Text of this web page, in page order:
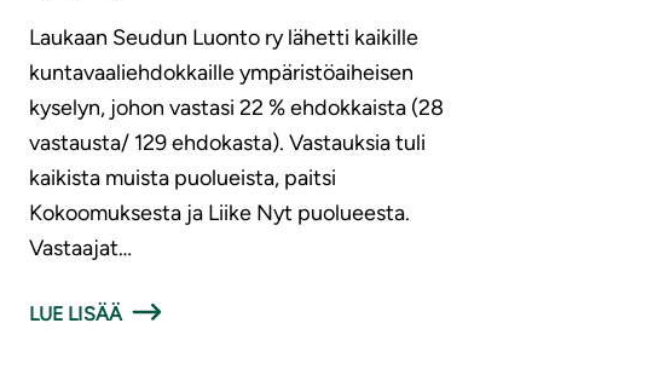
Laukaan Seudun Luonto ry lähetti kaikille
kuntavaaliehdokkaille ympäristöaiheisen
kyselyn, johon vastasi 22 % ehdokkaista (28
vastausta/ 129 ehdokasta). Vastauksia tuli
kaikista muista puolueista, paitsi
Kokoomuksesta ja Liike Nyt puolueesta.
Vastaajat…
LUE LISÄÄ